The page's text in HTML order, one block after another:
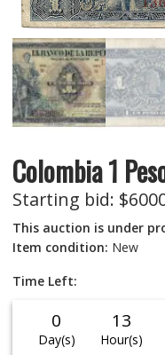
Colombia 1
Starting bid: $
This auction is under
Item condition: New
Time Left:
0
Day(s)
13
Hour(s)